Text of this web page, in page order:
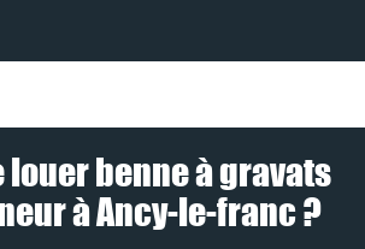
louer benne à gravats
à Ancy-le-franc ?